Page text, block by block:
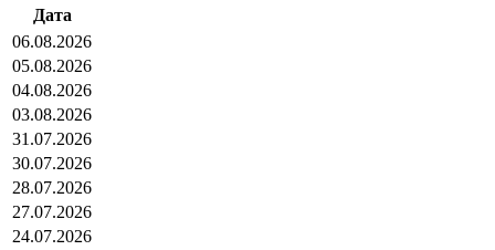
Дата
06.08.2026
05.08.2026
04.08.2026
03.08.2026
31.07.2026
30.07.2026
28.07.2026
27.07.2026
24.07.2026